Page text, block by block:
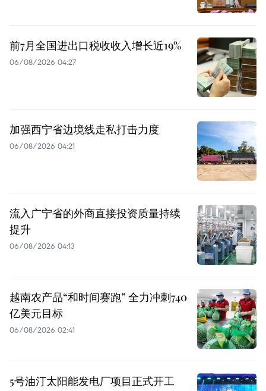
前7月全国进出口税收收入增长近19%
06/08/2026 04:27
加强西宁省边境线走私打击力度
06/08/2026 04:21
流入广宁省的外商直接投资质量持续
提升
06/08/2026 04:13
越南农产品“和时间赛跑” 全力冲刺740
亿美元目标
06/08/2026 02:41
5号油汀太阳能发电厂项目正式开工